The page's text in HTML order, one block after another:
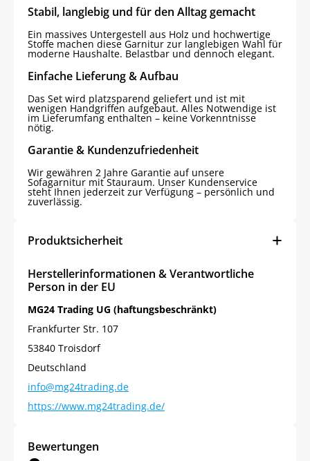
Stabil, langlebig und für den Alltag gemacht
Ein massives Untergestell aus Holz und hochwertige
Stoffe machen diese Garnitur zur langlebigen Wahl für
moderne Haushalte. Belastbar und dennoch elegant.
Einfache Lieferung & Aufbau
Das Set wird platzsparend geliefert und ist mit
wenigen Handgriffen aufgebaut. Alles Notwendige ist
im Lieferumfang enthalten – keine Vorkenntnisse
nötig.
Garantie & Kundenzufriedenheit
Wir gewähren 2 Jahre Garantie auf unsere
Sofagarnitur mit Stauraum. Unser Kundenservice
steht Ihnen jederzeit zur Verfügung – persönlich und
zuverlässig.
Produktsicherheit
Herstellerinformationen & Verantwortliche
Person in der EU
MG24 Trading UG (haftungsbeschränkt)
Frankfurter Str. 107
53840 Troisdorf
Deutschland
info@mg24trading.de
https://www.mg24trading.de/
Bewertungen
auf Ihre erste Bestellung sichern!